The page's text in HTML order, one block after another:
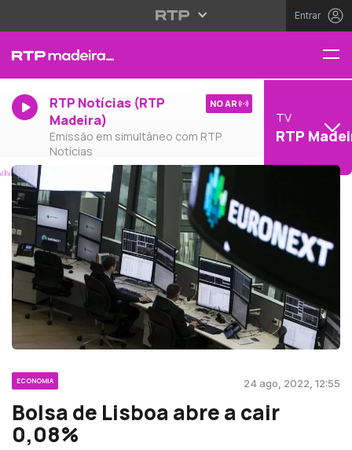
Entrar
RTP Notícias (RTP
Madeira)
Emissão em simultâneo com RTP
Notícias
NO AR
TV
RTP
ECONOMIA 24 ago, 2022, 12:55
Bolsa de Lisboa abre a cair
0,08%